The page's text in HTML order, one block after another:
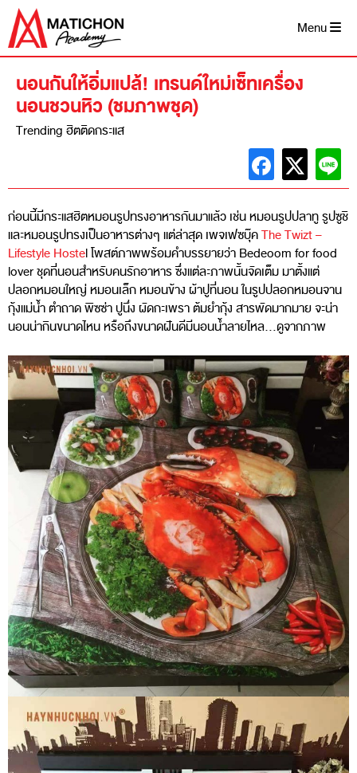
Skip
content
Menu
นอนกันให้อิ่มแปล้! เทรนด์ใหม่เซ็ทเครื่อง
นอนชวนหิว (ชมภาพชุด)
Trending ฮิตติดกระแส
ก่อนนี้มีกระแสฮิตหมอนรูปทรงอาหารกันมาแล้ว เช่น หมอนรูปปลาทู รูปซูชิ
และหมอนรูปทรงเป็นอาหารต่างๆ แต่ล่าสุด เพจเฟซบุ๊คThe Twizt –
Lifestyle Hostel โพสต์ภาพพร้อมคำบรรยายว่า Bedeoom for food
lover ชุดที่นอนสำหรับคนรักอาหาร ซึ่งแต่ละภาพนั้นจัดเต็ม มาตั้งแต่
ปลอกหมอนใหญ่ หมอนเล็ก หมอนข้าง ผ้าปูที่นอน ในรูปปลอกหมอนจาน
กุ้งแม่น้ำ ตำถาด พิซซ่า ปูนึ่ง ผัดกะเพรา ต้มยำกุ้ง สารพัดมากมาย จะน่า
นอนน่ากินขนาดไหน หรือถึงขนาดฝันดีมีนอนน้ำลายไหล…ดูจากภาพ